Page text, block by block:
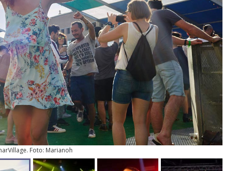
Foto: Marianoh